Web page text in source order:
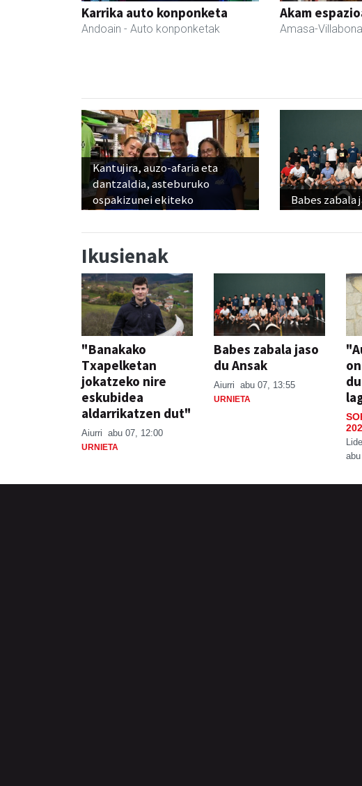
Karrika auto konponketa
Andoain - Auto konponketak
Akam
Amasa-Villabona
Kantujira, auzo-afaria eta
dantzaldia, asteburuko
ospakizunei ekiteko
Babes zabala
Ikusienak
"Banakako
Txapelketan
jokatzeko nire
eskubidea
aldarrikatzen dut"
Aiurri abu 07, 12:00
URNIETA
Babes zabala jaso
du Ansak
Aiurri abu 07, 13:55
URNIETA